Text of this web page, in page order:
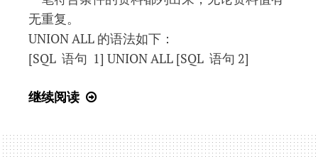
无重复。
UNION ALL 的语法如下：
[SQL 语句 1] UNION ALL [SQL 语句 2]
继续阅读
门
教